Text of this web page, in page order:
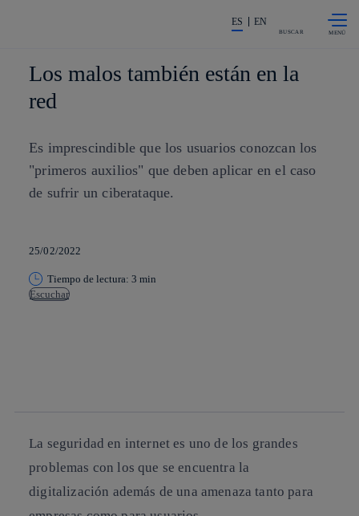
La acción en accionistas e
ES EN
BUSCAR
Los malos también están en la
red
Es imprescindible que los usuarios conozcan los
"primeros auxilios" que deben aplicar en el caso
de sufrir un ciberataque.
25/02/2022
Tiempo de lectura: 3 min
Escuchar
La seguridad en internet es uno de los grandes
problemas con los que se encuentra la
digitalización además de una amenaza tanto para